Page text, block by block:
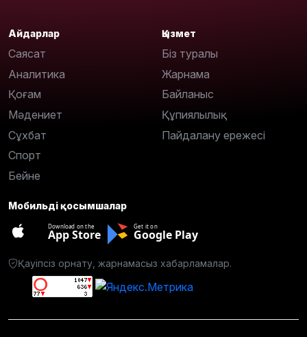
Айдарлар
Саясат
Аналитика
Қоғам
Мәдениет
Сұхбат
Спорт
Бейне
Қызмет
Біз туралы
Жарнама
Байланыс
Құпиялылық
Пайдалану ережесі
Мобильді қосымшалар
Download on the
App Store
Get it on
Google Play
Қауіпсіз орнату, жарнамасыз хабарламалар.